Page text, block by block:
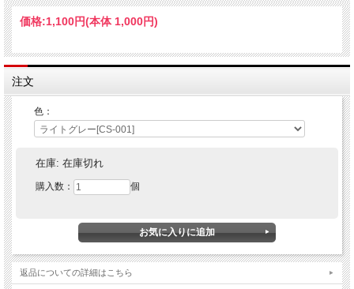
価格:1,100円(本体 1,000円)
注文
色：
在庫: 在庫切れ
購入数： 個
返品についての詳細はこちら